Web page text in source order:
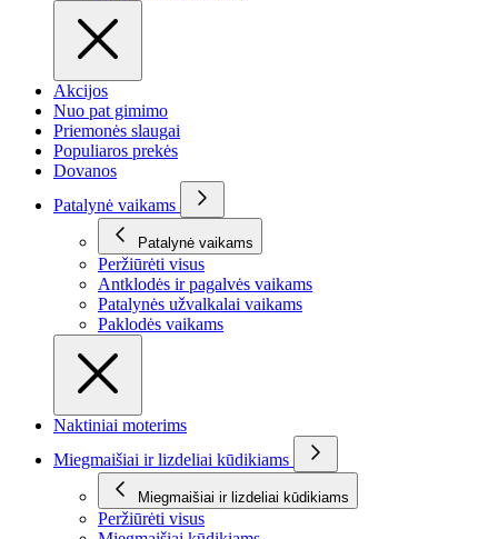
Akcijos
Nuo pat gimimo
Priemonės slaugai
Populiaros prekės
Dovanos
Patalynė vaikams
Patalynė vaikams
Peržiūrėti visus
Antklodės ir pagalvės vaikams
Patalynės užvalkalai vaikams
Paklodės vaikams
Naktiniai moterims
Miegmaišiai ir lizdeliai kūdikiams
Miegmaišiai ir lizdeliai kūdikiams
Peržiūrėti visus